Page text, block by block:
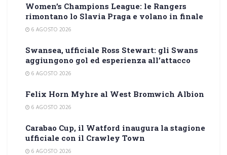
Women’s Champions League: le Rangers
rimontano lo Slavia Praga e volano in finale
6 AGOSTO 2026
Swansea, ufficiale Ross Stewart: gli Swans
aggiungono gol ed esperienza all’attacco
6 AGOSTO 2026
Felix Horn Myhre al West Bromwich Albion
6 AGOSTO 2026
Carabao Cup, il Watford inaugura la stagione
ufficiale con il Crawley Town
6 AGOSTO 2026